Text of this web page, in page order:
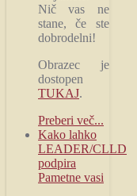
Nič vas ne
stane, če ste
dobrodelni!
Obrazec je
dostopen
TUKAJ.
Preberi več...
Kako lahko
LEADER/CLLD
podpira
Pametne vasi